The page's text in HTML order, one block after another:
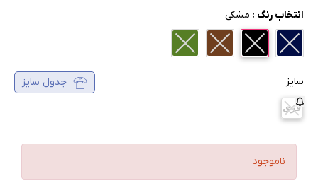
انتخاب رنگ : مشکی
سایز جدول سایز
فری
ناموجود